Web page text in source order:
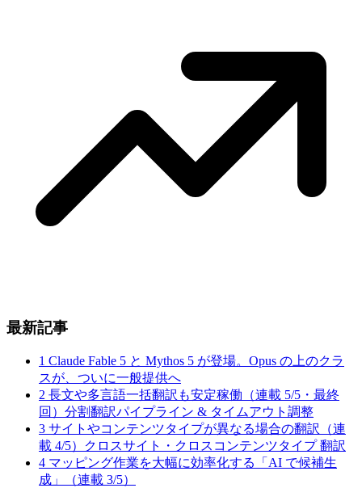
最新記事
1 Claude Fable 5 と Mythos 5 が登場。Opus の上のクラ
スが、ついに一般提供へ
2 長文や多言語一括翻訳も安定稼働（連載 5/5・最終
回）分割翻訳パイプライン & タイムアウト調整
3 サイトやコンテンツタイプが異なる場合の翻訳（連
載 4/5）クロスサイト・クロスコンテンツタイプ 翻訳
4 マッピング作業を大幅に効率化する「AI で候補生
成」（連載 3/5）